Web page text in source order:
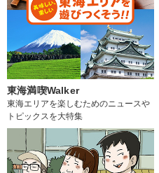
東海満喫Walker
東海エリアを楽しむためのニュースや
トピックスを大特集